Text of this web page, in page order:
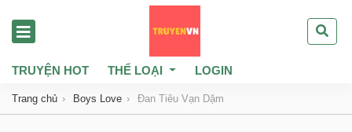
TRUYỆN HOT THỂ LOẠI LOGIN
Trang chủ Boys Love Đan Tiêu Vạn Dặm